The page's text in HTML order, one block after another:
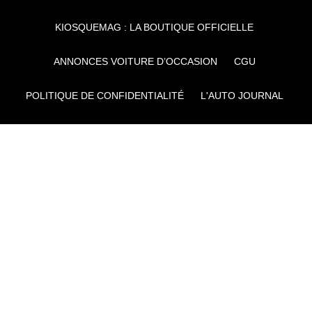
KIOSQUEMAG : LA BOUTIQUE OFFICIELLE
ANNONCES VOITURE D’OCCASION CGU
POLITIQUE DE CONFIDENTIALITÉ L'AUTO JOURNAL